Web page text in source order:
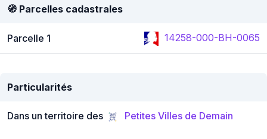
🧭 Parcelles cadastrales
Parcelle 1 14258-000-BH-0065
Particularités
Dans un territoire des Petites Villes de Demain